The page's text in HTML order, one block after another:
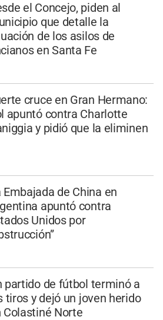
el Concejo, piden al
que detalle la
de los asilos de
en Santa Fe
cruce en Gran Hermano:
apuntó contra Charlotte
y pidió que la eliminen
Embajada de China en
apuntó contra
Unidos por
partido de fútbol terminó a
tiros y dejó un joven herido
Colastiné Norte